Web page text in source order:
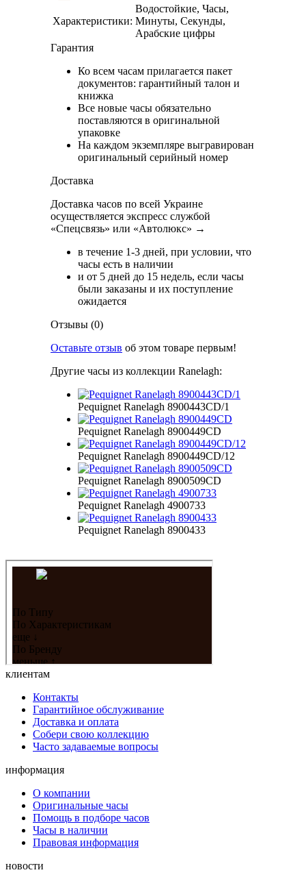
Характеристики:
Водостойкие, Часы,
Минуты, Секунды,
Арабские цифры
Гарантия
Ко всем часам прилагается пакет
документов: гарантийный талон и
книжка
Все новые часы обязательно
поставляются в оригинальной
упаковке
На каждом экземпляре выгравирован
оригинальный серийный номер
Доставка
Доставка часов по всей Украине
осуществляется экспресс службой
«Спецсвязь» или «Автолюкс» →
в течение 1-3 дней, при условии, что
часы есть в наличии
и от 5 дней до 15 недель, если часы
были заказаны и их поступление
ожидается
Отзывы (0)
Оставьте отзыв об этом товаре первым!
Другие часы из коллекции Ranelagh:
Pequignet Ranelagh 8900443CD/1
Pequignet Ranelagh 8900449CD
Pequignet Ranelagh 8900449CD/12
Pequignet Ranelagh 8900509CD
Pequignet Ranelagh 4900733
Pequignet Ranelagh 8900433
клиентам
Контакты
Гарантийное обслуживание
Доставка и оплата
Собери свою коллекцию
Часто задаваемые вопросы
информация
О компании
Оригинальные часы
Помощь в подборе часов
Часы в наличии
Правовая информация
новости